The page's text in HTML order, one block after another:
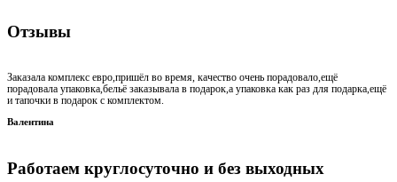
Отзывы
Заказала комплекс евро,пришёл во время, качество очень порадовало,ещё
порадовала упаковка,бельё заказывала в подарок,а упаковка как раз для подарка,ещё
и тапочки в подарок с комплектом.
Валентина
Работаем круглосуточно и без выходных